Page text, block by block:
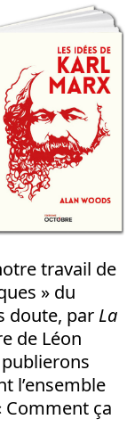
travail de
» du
doute, par La
de Léon
l’ensemble
ça